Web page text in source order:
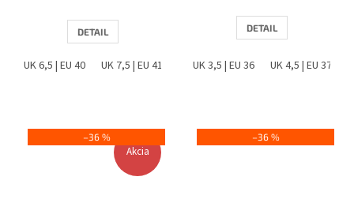
DETAIL
UK 6,5 | EU 40 UK 7,5 | EU 41 UK 8 | EU 42 UK 8,5 | EU 42,5
DETAIL
UK 3,5 | EU 36 UK 4,5 | EU 37
Akcia
–36 % –36 %